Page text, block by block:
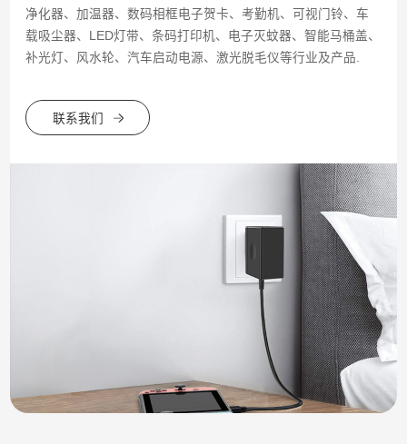
净化器、加温器、数码相框电子贺卡、考勤机、可视门铃、车
载吸尘器、LED灯带、条码打印机、电子灭蚊器、智能马桶盖、
补光灯、风水轮、汽车启动电源、激光脱毛仪等行业及产品.
联系我们